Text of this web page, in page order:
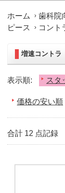
ホーム 歯科院
ピース
コント
増速コントラ
表示順: スタ
価格の安い順
合計 12 点記録